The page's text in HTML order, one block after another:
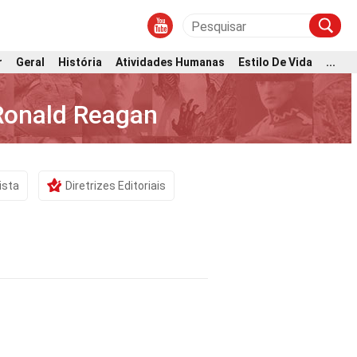
Geral História Atividades Humanas Estilo De Vida ...
Reagan
Diretrizes Editoriais